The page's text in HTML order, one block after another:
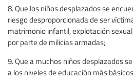
8. Que los niños desplazados se
riesgo desproporcionada de ser
matrimonio infantil, explotación
por parte de milicias armadas;
9. Que a muchos niños desplazados
a los niveles de educación más